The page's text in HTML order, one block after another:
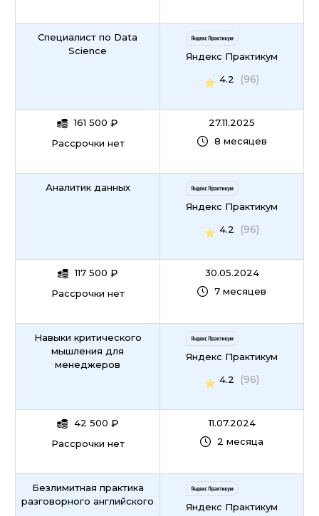
Специалист по Data
Science
161 500 ₽
Рассрочки нет
Яндекс Практикум
4.2
(96)
27.11.2025
8 месяцев
Аналитик данных
117 500 ₽
Рассрочки нет
Яндекс Практикум
4.2
(96)
30.05.2024
7 месяцев
Навыки критического
мышления для
менеджеров
42 500 ₽
Рассрочки нет
Яндекс Практикум
4.2
(96)
11.07.2024
2 месяца
Безлимитная практика
разговорного английского
Яндекс Практикум